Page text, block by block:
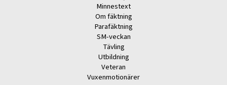
Minnestext
Om fäktning
Parafäktning
SM-veckan
Tävling
Utbildning
Veteran
Vuxenmotionärer